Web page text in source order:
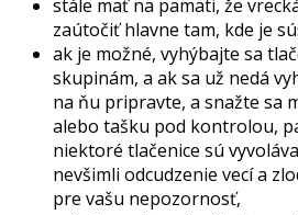
stále mať na pamäti, že
zaútočiť hlavne tam, kde je
ak je možné, vyhýbajte sa
skupinám, a ak sa už nedá
na ňu pripravte, a snažte sa
alebo tašku pod kontrolou,
niektoré tlačenice sú
nevšimli odcudzenie vecí a
pre vašu nepozornosť,